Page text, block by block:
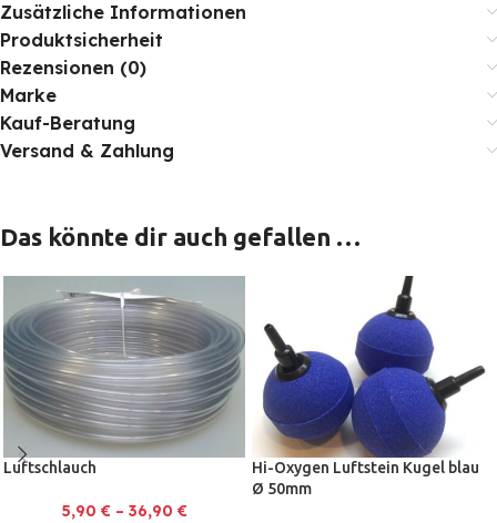
Zusätzliche Informationen
Produktsicherheit
Rezensionen (0)
Marke
Kauf-Beratung
Versand & Zahlung
Das könnte dir auch gefallen …
Luftschlauch
5,90 €– 36,90 €
Hi-Oxygen Luftstein Kugel blau
Ø 50mm